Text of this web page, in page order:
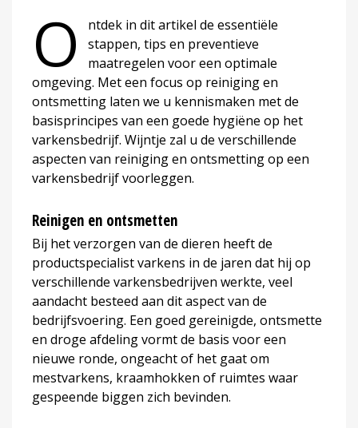
O
ntdek in dit artikel de essentiële
stappen, tips en preventieve
maatregelen voor een optimale
omgeving. Met een focus op reiniging en
ontsmetting laten we u kennismaken met de
basisprincipes van een goede hygiëne op het
varkensbedrijf. Wijntje zal u de verschillende
aspecten van reiniging en ontsmetting op een
varkensbedrijf voorleggen.
Reinigen en ontsmetten
Bij het verzorgen van de dieren heeft de
productspecialist varkens in de jaren dat hij op
verschillende varkensbedrijven werkte, veel
aandacht besteed aan dit aspect van de
bedrijfsvoering. Een goed gereinigde, ontsmette
en droge afdeling vormt de basis voor een
nieuwe ronde, ongeacht of het gaat om
mestvarkens, kraamhokken of ruimtes waar
gespeende biggen zich bevinden.